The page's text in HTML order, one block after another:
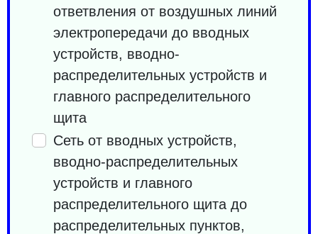
ответвления от воздушных линий
электропередачи до вводных
устройств, вводно-
распределительных устройств и
главного распределительного
щита
Сеть от вводных устройств,
вводно-распределительных
устройств и главного
распределительного щита до
распределительных пунктов,